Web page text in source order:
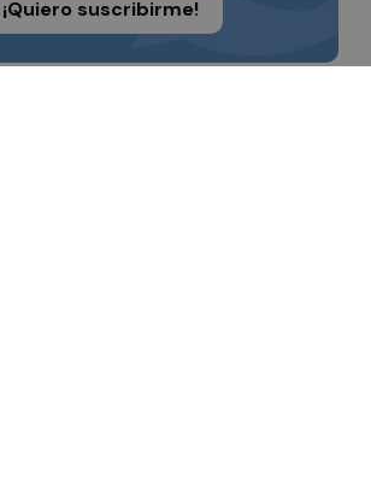
¡Quiero suscribirme!